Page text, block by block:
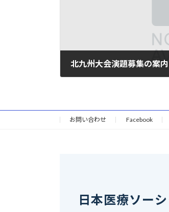
北九州大会演題募集の案内
お問い合わせ Facebook
日本医療ソー